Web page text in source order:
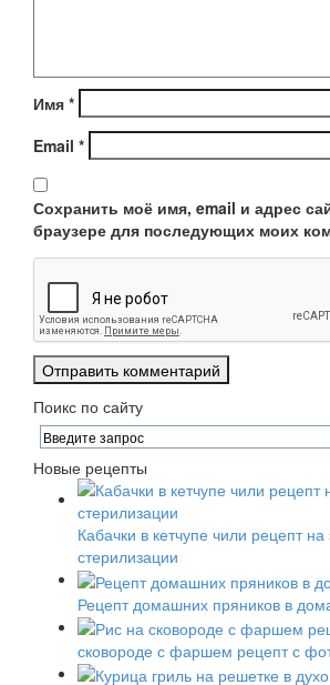
Имя *
Email *
Сохранить моё имя, email и адрес
браузере для последующих моих
Поикс по сайту
Новые рецепты
Кабачки в кетчупе чили рецепт
стерилизации
Рецепт домашних пряников в
сковороде с фаршем рецепт с